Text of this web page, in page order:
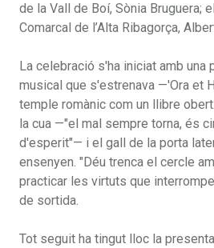
de la Vall de Boí, Sònia Bruguera;
Comarcal de l’Alta Ribagorça,
La celebració s'ha iniciat amb
musical que s'estrenava —'Ora et
temple romànic com un llibre
la cua —"el mal sempre torna, és
d'esperit"— i el gall de la porta
ensenyen. "Déu trenca el cercle
practicar les virtuts que
de sortida.
Tot seguit ha tingut lloc la